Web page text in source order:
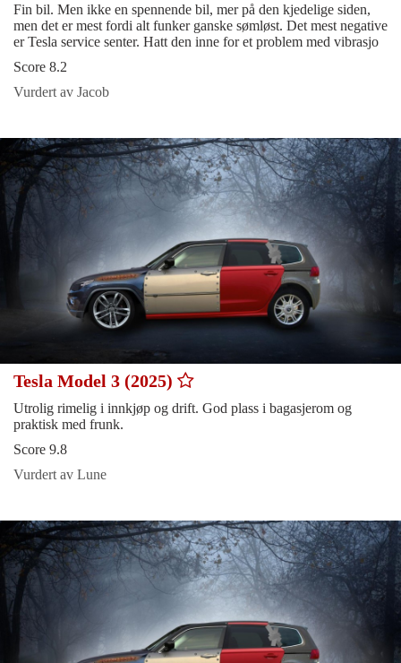
Fin bil. Men ikke en spennende bil, mer på den kjedelige siden,
men det er mest fordi alt funker ganske sømløst. Det mest negative
er Tesla service senter. Hatt den inne for et problem med vibrasjo
Score 8.2
Vurdert av Jacob
Tesla Model 3 (2025)
Utrolig rimelig i innkjøp og drift. God plass i bagasjerom og
praktisk med frunk.
Score 9.8
Vurdert av Lune